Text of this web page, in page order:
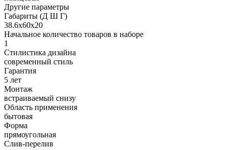
Другие параметры
Габариты (Д Ш Г)
38.6х60х20
Начальное количество товаров в наборе
1
Стилистика дизайна
современный стиль
Гарантия
5 лет
Монтаж
встраиваемый снизу
Область применения
бытовая
Форма
прямоугольная
Слив-перелив